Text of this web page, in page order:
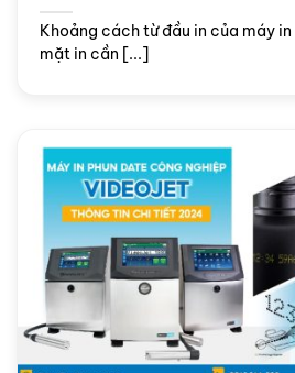
Khoảng cách từ đầu in của máy
mặt in cần [...]